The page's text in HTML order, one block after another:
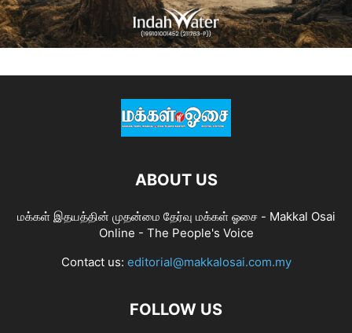
ABOUT US
மக்கள் இதயத்தின் முதன்மை தேர்வு மக்கள் ஓசை - Makkal Osai
Online - The People's Voice
Contact us: editorial@makkalosai.com.my
FOLLOW US